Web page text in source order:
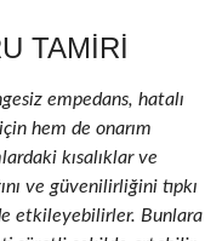
TAMIRI
empedans, hatalı
hem de onarım
kısalıklar ve
ve güvenilirliğini tıpkı
etkileyebilirler. Bunlara